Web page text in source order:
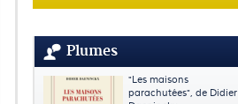
Plumes
"Les maisons
parachutées", de Didier